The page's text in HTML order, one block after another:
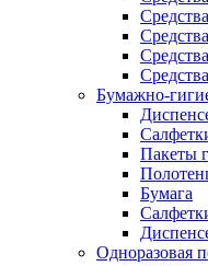
Бумажно-
Пакеты
Бумага
Одноразовая